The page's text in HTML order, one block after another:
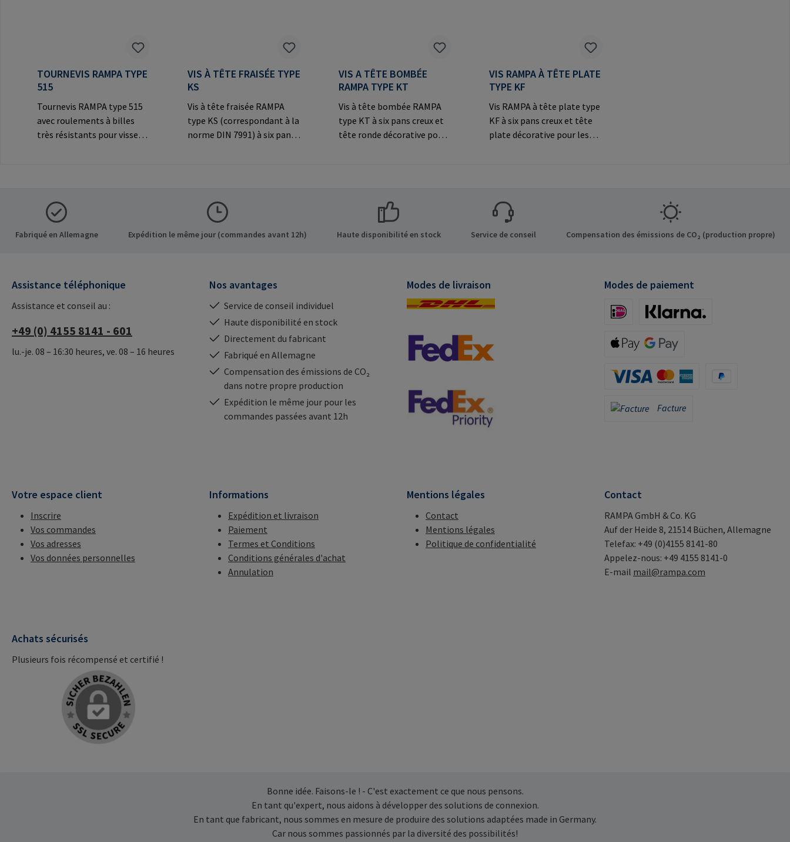
TOURNEVIS RAMPA TYPE
515
Tournevis RAMPA type 515
avec roulements à billes
très résistants pour visser
RAMPA.Informations sur le
fabricant: RAMPA GmbH &
Co. KG Auf der Heide 8 21514
VIS À TÊTE FRAISÉE TYPE
KS
Vis à tête fraisée RAMPA
type KS (correspondant à la
norme DIN 7991) à six pans
fabricant: RAMPA GmbH &
Co. KG Auf der Heide 8 21514
Büchen Germany E-Mail:
VIS A TÊTE BOMBÉE
RAMPA TYPE KT
Vis à tête bombée RAMPA
type KT à six pans creux et
tête ronde décorative pour
Büchen Germany E-Mail:
mail@rampa.com
VIS RAMPA À TÊTE PLATE
TYPE KF
Vis RAMPA à tête plate type
KF à six pans creux et tête
plate décorative pour les
Büchen Germany E-Mail:
mail@rampa.com
Fabriqué en Allemagne Expédition le même jour (commandes avant 12h) Haute disponibilité en stock Service de conseil Compensation des émissions de CO₂ (production propre)
Assistance téléphonique
Assistance et conseil au :
+49 (0) 4155 8141 - 601
lu.-je. 08 – 16:30 heures, ve. 08 – 16 heures
Nos avantages
Service de conseil individuel
Haute disponibilité en stock
Directement du fabricant
Fabriqué en Allemagne
Compensation des émissions de CO₂
dans notre propre production
Expédition le même jour pour les
commandes passées avant 12h
Modes de livraison Modes de paiement
Facture
Facture
Votre espace client
Inscrire
Vos commandes
Vos adresses
Vos données personnelles
Informations
Expédition et livraison
Paiement
Termes et Conditions
Conditions générales d'achat
Annulation
Mentions légales
Contact
Mentions légales
Politique de confidentialité
Contact
RAMPA GmbH & Co. KG
Auf der Heide 8, 21514 Büchen, Allemagne
Telefax: +49 (0)4155 8141-80
Appelez-nous: +49 4155 8141-0
E-mail mail@rampa.com
Achats sécurisés
Plusieurs fois récompensé et certifié !
Bonne idée. Faisons-le ! - C'est exactement ce que nous pensons.
En tant qu'expert, nous aidons à développer des solutions de connexion.
En tant que fabricant, nous sommes en mesure de produire des solutions adaptées made in Germany.
Car nous sommes passionnés par la diversité des possibilités!